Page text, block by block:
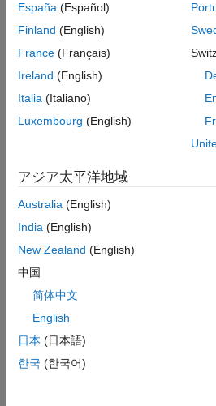
B= bwtraceboundary( fstep,
境界ピクセル数である
と境界を
ピクセルを識別します。
例
境界のトレースと輪郭の
imshow(BW)
España (Español)
Finland (English)
France (Français)
Ireland (English)
Italia (Italiano)
Luxembourg (English)
アジア太平洋地域
Australia (English)
India (English)
New Zealand (English)
中国
简体中文
English
日本 (日本語)
한국 (한국어)